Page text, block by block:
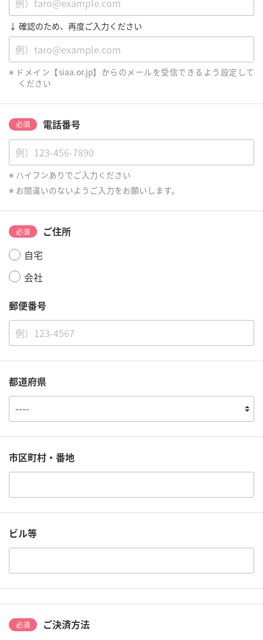
↓ 確認のため、再度ご入力ください
ドメイン【siaa.or.jp】からのメールを受信できるよう設定して
ください
必須 電話番号
ハイフンありでご入力ください
お間違いのないようご入力をお願いします。
必須
ご住所
自宅
会社
郵便番号
都道府県
市区町村・番地
ビル等
必須
ご決済方法